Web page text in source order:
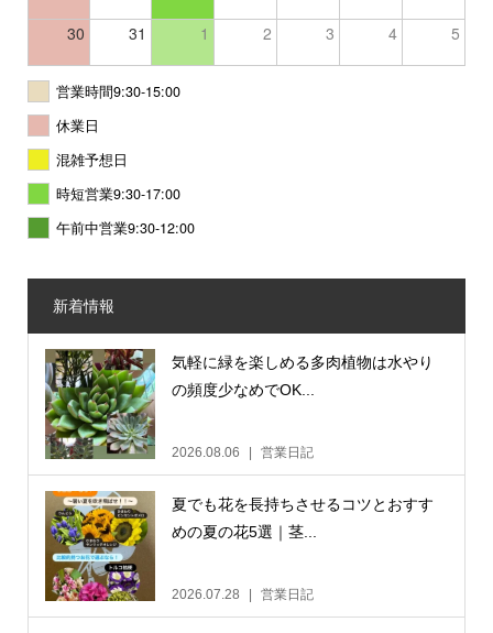
30 31 1 2 3 4 5
営業時間9:30-15:00
休業日
混雑予想日
時短営業9:30-17:00
午前中営業9:30-12:00
新着情報
気軽に緑を楽しめる多肉植物は水やり
の頻度少なめでOK...
2026.08.06 営業日記
夏でも花を長持ちさせるコツとおすす
めの夏の花5選｜茎...
2026.07.28 営業日記